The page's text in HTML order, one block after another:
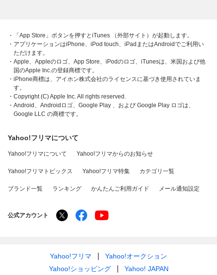
・「App Store」ボタンを押すとiTunes （外部サイト）が起動します。
・アプリケーションはiPhone、iPod touch、iPadまたはAndroidでご利用い
ただけます。
・Apple、Appleのロゴ、App Store、iPodのロゴ、iTunesは、米国および他
国のApple Inc.の登録商標です。
・iPhone商標は、アイホン株式会社のライセンスに基づき使用されていま
す。
・Copyright (C) Apple Inc. All rights reserved.
・Android、Androidロゴ、Google Play 、および Google Play ロゴは、
Google LLC の商標です。
Yahoo!フリマについて
Yahoo!フリマについて Yahoo!フリマからのお知らせ
Yahoo!フリマトピックス Yahoo!フリマ特集 カテゴリ一覧
ブランド一覧 ランキング かんたんご利用ガイド メール通知設定
公式アカウント
Yahoo!フリマ
Yahoo!オークション
Yahoo!ショッピング
Yahoo! JAPAN